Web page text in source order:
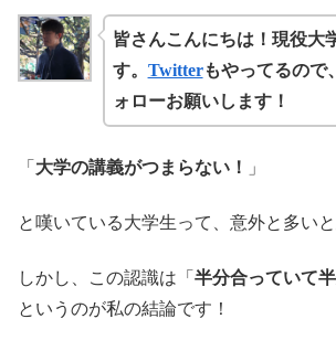
皆さんこんにちは！現役大
す。 Twitterもやってるので
ォローお願いします！
「 大学の講義がつまらない！ 」
と嘆いている大学生って、意外と多いと
しかし、この認識は「 半分合っていて
というのが私の結論です！